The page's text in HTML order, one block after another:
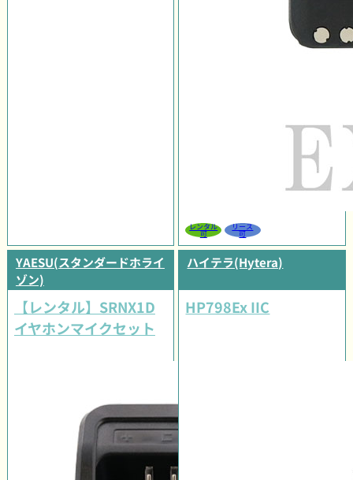
レンタル
可
リース
可
YAESU(スタンダードホライ
ゾン)
【レンタル】SRNX1D
イヤホンマイクセット
ハイテラ(Hytera)
HP798Ex IIC